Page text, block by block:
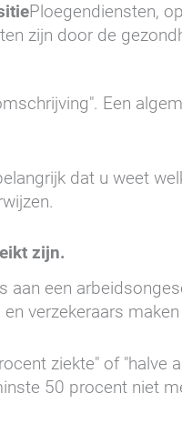
Ploegendiensten,
zijn door de
Een
dat u weet
zijn.
een
verzekeraars
ziekte" of
50 procent niet